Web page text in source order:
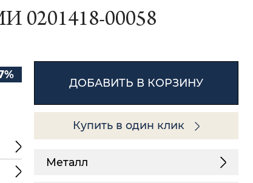
00058
ДОБАВИТЬ В КОРЗИНУ
Купить в один клик
Металл